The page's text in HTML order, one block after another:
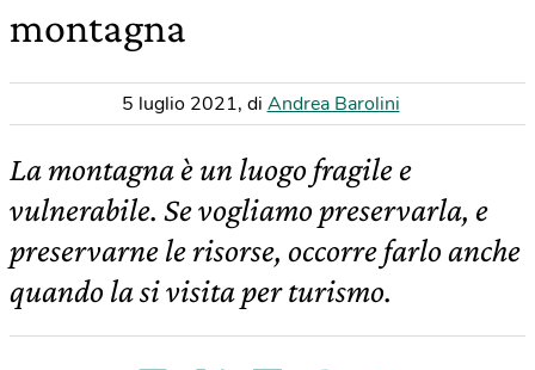
montagna
5 luglio 2021, di Andrea Barolini
La montagna è un luogo fragile e
vulnerabile. Se vogliamo preservarla, e
preservarne le risorse, occorre farlo anche
quando la si visita per turismo.